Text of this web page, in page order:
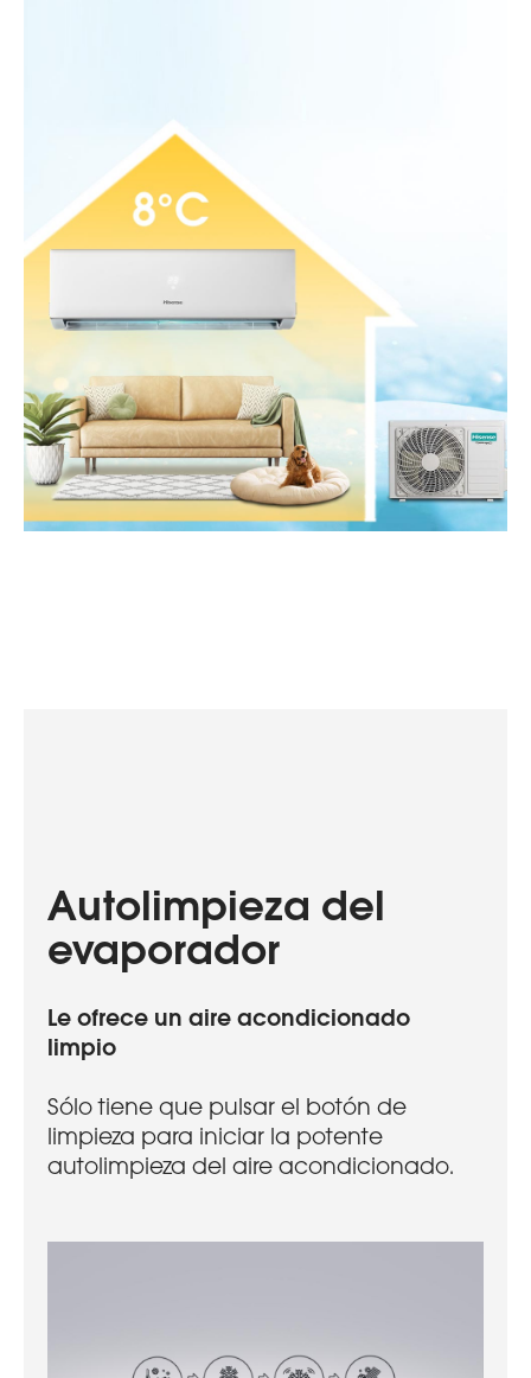
Autolimpieza del
evaporador
Le ofrece un aire acondicionado
limpio
Sólo tiene que pulsar el botón de
limpieza para iniciar la potente
autolimpieza del aire acondicionado.